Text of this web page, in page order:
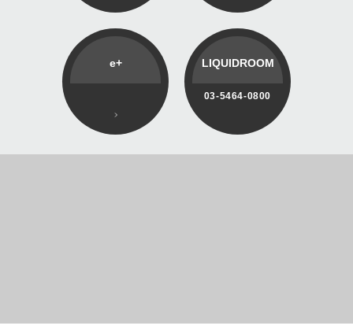
e+ LIQUIDROOM
03-5464-0800